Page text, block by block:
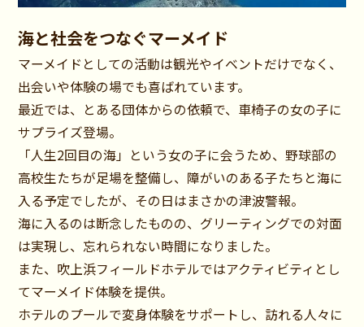
海と社会をつなぐマーメイド
マーメイドとしての活動は観光やイベントだけでなく、
出会いや体験の場でも喜ばれています。
最近では、とある団体からの依頼で、車椅子の女の子に
サプライズ登場。
「人生2回目の海」という女の子に会うため、野球部の
高校生たちが足場を整備し、障がいのある子たちと海に
入る予定でしたが、その日はまさかの津波警報。
海に入るのは断念したものの、グリーティングでの対面
は実現し、忘れられない時間になりました。
また、吹上浜フィールドホテルではアクティビティとし
てマーメイド体験を提供。
ホテルのプールで変身体験をサポートし、訪れる人々に